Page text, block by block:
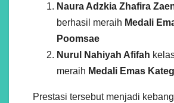
Naura Adzkia Zhafira
berhasil meraih Medali
Poomsae
Nurul Nahiyah Afifah
meraih Medali Emas
Prestasi tersebut menjadi